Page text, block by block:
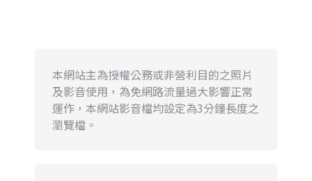
本網站主為授權公務或非營利目的之照片
及影音使用，為免網路流量過大影響正常
運作，本網站影音檔均設定為3分鐘長度之
瀏覽檔。